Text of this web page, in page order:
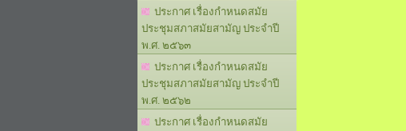
ประกาศ เรื่องกำหนดสมัย
ประชุมสภาสมัยสามัญ ประจำปี
พ.ศ. ๒๕๖๓
ประกาศ เรื่องกำหนดสมัย
ประชุมสภาสมัยสามัญ ประจำปี
พ.ศ. ๒๕๖๒
ประกาศ เรื่องกำหนดสมัย